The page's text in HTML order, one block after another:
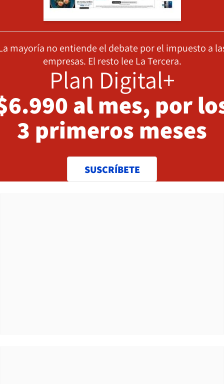
mayoría no entiende el debate por el impuesto a
empresas. El resto lee La Tercera.
Plan Digital+
al mes, por
3 primeros meses
SUSCRÍBETE